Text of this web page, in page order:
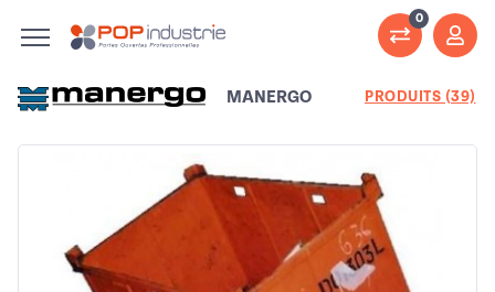
0
MANERGO PRODUITS (39)